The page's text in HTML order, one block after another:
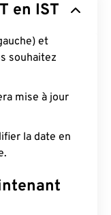
en IST
et
souhaitez
mise à jour
la date en